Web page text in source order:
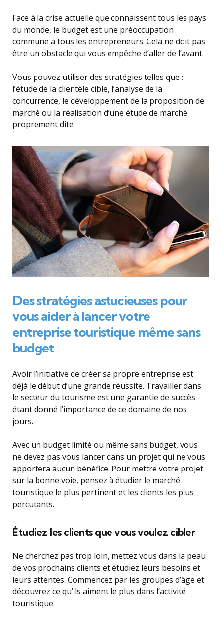
Face à la crise actuelle que connaissent tous les pays
du monde, le budget est une préoccupation
commune à tous les entrepreneurs. Cela ne doit pas
être un obstacle qui vous empêche d’aller de l’avant.
Vous pouvez utiliser des stratégies telles que :
l’étude de la clientèle cible, l’analyse de la
concurrence, le développement de la proposition de
marché ou la réalisation d’une étude de marché
proprement dite.
Des stratégies astucieuses pour
vous aider à lancer votre
entreprise touristique même sans
budget
Avoir l’initiative de créer sa propre entreprise est
déjà le début d’une grande réussite. Travailler dans
le secteur du tourisme est une garantie de succès
étant donné l’importance de ce domaine de nos
jours.
Avec un budget limité ou même sans budget, vous
ne devez pas vous lancer dans un projet qui ne vous
apportera aucun bénéfice. Pour mettre votre projet
sur la bonne voie, pensez à étudier le marché
touristique le plus pertinent et les clients les plus
percutants.
Étudiez les clients que vous voulez cibler
Ne cherchez pas trop loin, mettez vous dans la peau
de vos prochains clients et étudiez leurs besoins et
leurs attentes. Commencez par les groupes d’âge et
découvrez ce qu’ils aiment le plus dans l’activité
touristique.